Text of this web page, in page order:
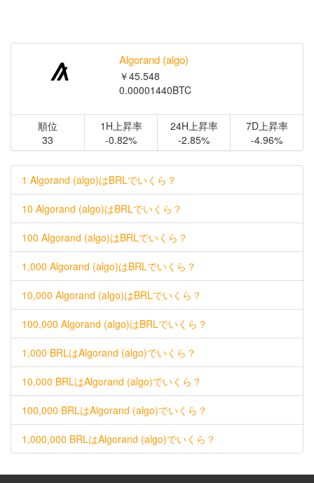
Algorand (algo)
￥45.548
0.00001440BTC
順位
33
1H上昇率
-0.82%
24H上昇率
-2.85%
7D上昇率
-4.96%
1 Algorand (algo)はBRLでいくら？
10 Algorand (algo)はBRLでいくら？
100 Algorand (algo)はBRLでいくら？
1,000 Algorand (algo)はBRLでいくら？
10,000 Algorand (algo)はBRLでいくら？
100,000 Algorand (algo)はBRLでいくら？
1,000 BRLはAlgorand (algo)でいくら？
10,000 BRLはAlgorand (algo)でいくら？
100,000 BRLはAlgorand (algo)でいくら？
1,000,000 BRLはAlgorand (algo)でいくら？